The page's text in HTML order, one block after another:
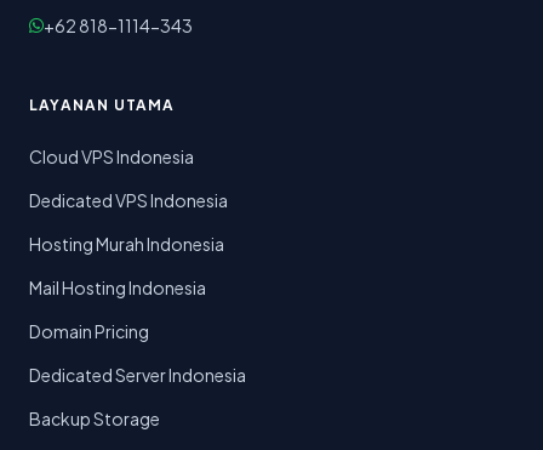
+62 818-1114-343
LAYANAN UTAMA
Cloud VPS Indonesia
Dedicated VPS Indonesia
Hosting Murah Indonesia
Mail Hosting Indonesia
Domain Pricing
Dedicated Server Indonesia
Backup Storage